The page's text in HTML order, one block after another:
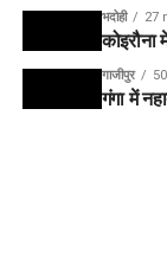
भदोही 27
कोइरौना
गाजीपुर
गंगा में